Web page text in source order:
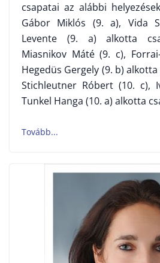
csapatai az alábbi
Gábor Miklós (9. a), Vida
Levente (9. a) alkotta
Miasnikov Máté (9. c),
Hegedüs Gergely (9. b)
Stichleutner Róbert (10. c),
Tunkel Hanga (10. a) alkotta